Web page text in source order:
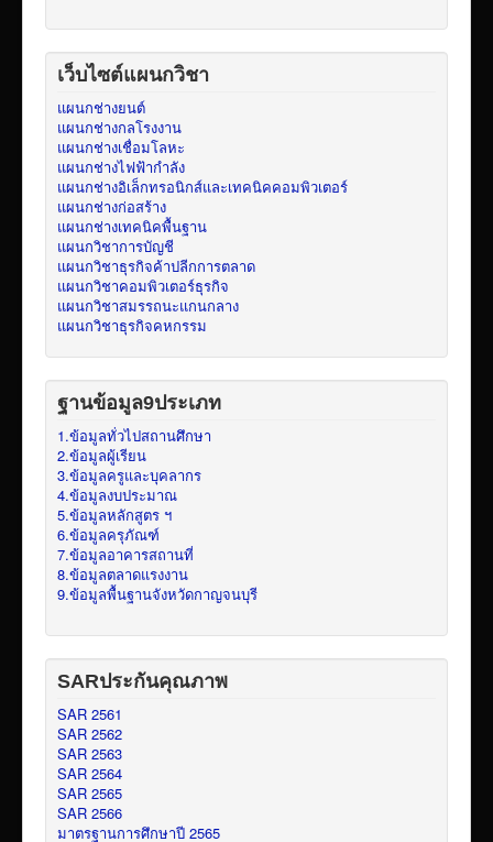
เว็บไซต์แผนกวิชา
แผนกช่างยนต์
แผนกช่างกลโรงงาน
แผนกช่างเชื่อมโลหะ
แผนกช่างไฟฟ้ากำลัง
แผนกช่างอิเล็กทรอนิกส์และเทคนิคคอมพิวเตอร์
แผนกช่างก่อสร้าง
แผนกช่างเทคนิคพื้นฐาน
แผนกวิชาการบัญชี
แผนกวิชาธุรกิจค้าปลีกการตลาด
แผนกวิชาคอมพิวเตอร์ธุรกิจ
แผนกวิชาสมรรถนะแกนกลาง
แผนกวิชาธุรกิจคหกรรม
ฐานข้อมูล9ประเภท
1.ข้อมูลทั่วไปสถานศึกษา
2.ข้อมูลผู้เรียน
3.ข้อมูลครูและบุคลากร
4.ข้อมูลงบประมาณ
5.ข้อมูลหลักสูตร ฯ
6.ข้อมูลครุภัณฑ์
7.ข้อมูลอาคารสถานที่
8.ข้อมูลตลาดแรงงาน
9.ข้อมูลพื้นฐานจังหวัดกาญจนบุรี
SARประกันคุณภาพ
SAR 2561
SAR 2562
SAR 2563
SAR 2564
SAR 2565
SAR 2566
มาตรฐานการศึกษาปี 2565